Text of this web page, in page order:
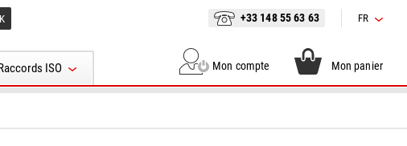
ISO
+33 148 55 63 63 FR
Mon compte Mon panier